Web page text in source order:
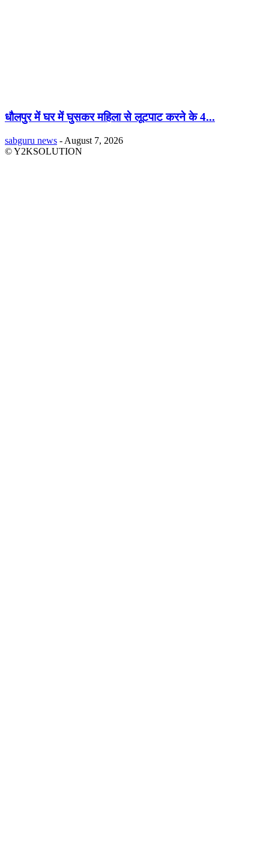
धौलपुर में घर में घुसकर महिला से लूटपाट करने के 4...
sabguru news - August 7, 2026
© Y2KSOLUTION